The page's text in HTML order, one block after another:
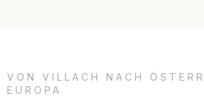
VON VILLACH NACH
EUROPA